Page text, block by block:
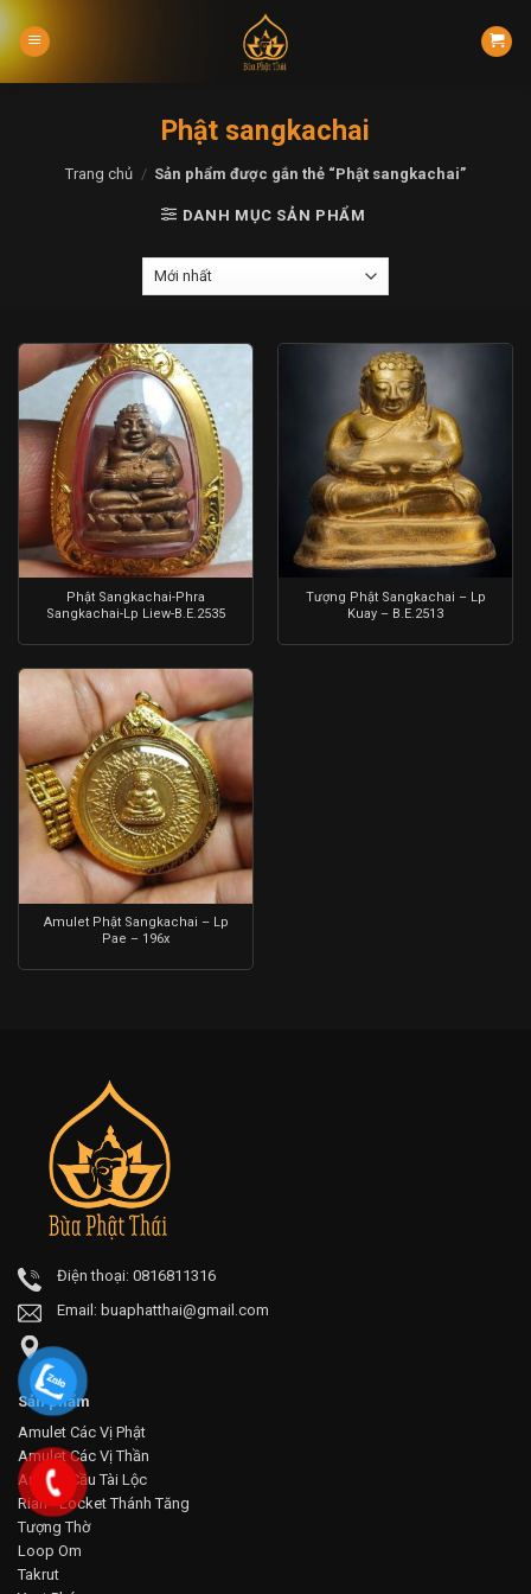
Skip
to
content
Phật sangkachai
Trang chủ / Sản phẩm được gắn thẻ “Phật sangkachai”
DANH MỤC SẢN PHẨM
Phật Sangkachai-Phra
Sangkachai-Lp Liew-B.E.2535
Tượng Phật Sangkachai – Lp
Kuay – B.E.2513
Amulet Phật Sangkachai – Lp
Pae – 196x
Điện thoại: 0816811316
Email: buaphatthai@gmail.com
Sản phẩm
Amulet Các Vị Phật
Amulet Các Vị Thần
Amulet Cầu Tài Lộc
Rian - Locket Thánh Tăng
Tượng Thờ
Loop Om
Takrut